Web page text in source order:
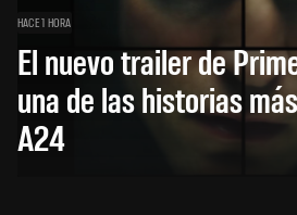
HACE 1 HORA
El nuevo trailer de
una de las historias
A24